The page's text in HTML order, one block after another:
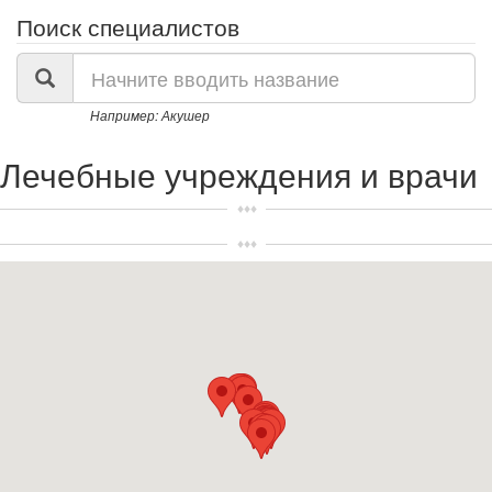
Поиск специалистов
Поиск
списку
Например: Акушер
Лечебные учреждения и врачи